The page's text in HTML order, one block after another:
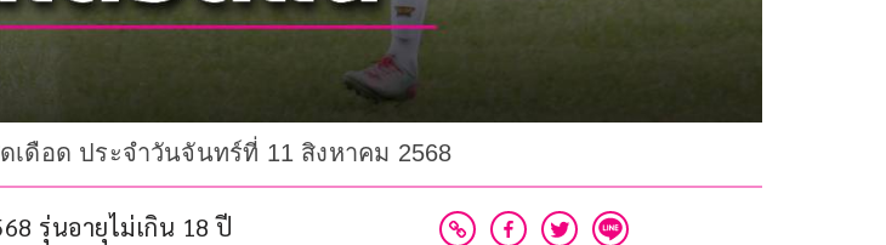
ดือด ประจำวันจันทร์ที่ 11 สิงหาคม 2568
รุ่นอายุไม่เกิน 18 ปี